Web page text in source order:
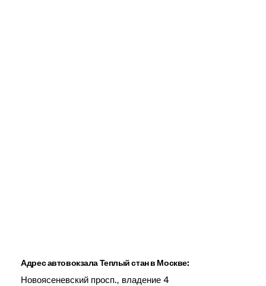
Адрес автовокзала Теплый стан в Москве:
Новоясеневский просп., владение 4